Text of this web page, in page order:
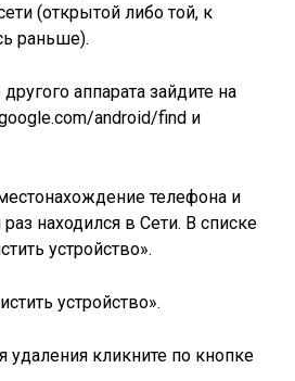
(открытой либо той, к
раньше).
аппарата зайдите на
android/find и
телефона и
находился в Сети. В списке
устройство».
устройство».
удаления кликните по кнопке